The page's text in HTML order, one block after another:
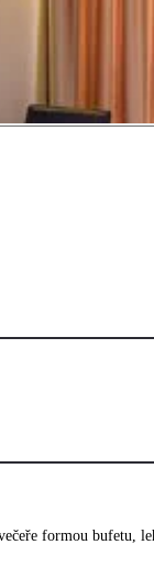
formou bufetu,